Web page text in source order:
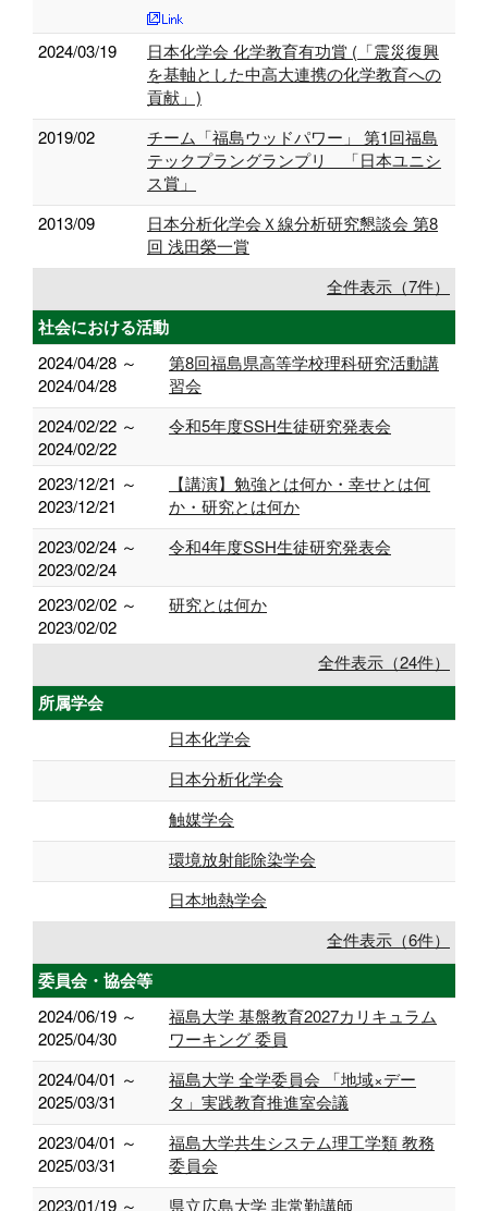
2024/03/19
日本化学会 化学教育有功賞 (「震災復興
を基軸とした中高大連携の化学教育への
貢献」)
2019/02
チーム「福島ウッドパワー」 第1回福島
テックプラングランプリ 「日本ユニシ
ス賞」
2013/09
日本分析化学会Ｘ線分析研究懇談会 第8
回 浅田榮一賞
全件表示（7件）
社会における活動
2024/04/28 ～
2024/04/28
第8回福島県高等学校理科研究活動講
習会
2024/02/22 ～
2024/02/22
令和5年度SSH生徒研究発表会
2023/12/21 ～
2023/12/21
【講演】勉強とは何か・幸せとは何
か・研究とは何か
2023/02/24 ～
2023/02/24
令和4年度SSH生徒研究発表会
2023/02/02 ～
2023/02/02
研究とは何か
全件表示（24件）
所属学会
日本化学会
日本分析化学会
触媒学会
環境放射能除染学会
日本地熱学会
全件表示（6件）
委員会・協会等
2024/06/19 ～
2025/04/30
福島大学 基盤教育2027カリキュラム
ワーキング 委員
2024/04/01 ～
2025/03/31
福島大学 全学委員会 「地域×デー
タ」実践教育推進室会議
2023/04/01 ～
2025/03/31
福島大学共生システム理工学類 教務
委員会
2023/01/19 ～
県立広島大学 非常勤講師